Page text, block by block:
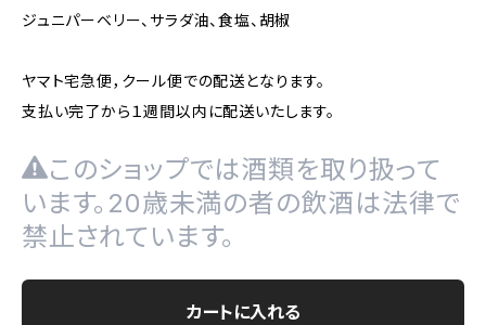
ジュニパーベリー、サラダ油、食塩、胡椒
ヤマト宅急便，クール便での配送となります。
支払い完了から１週間以内に配送いたします。
このショップでは酒類を取り扱って
います。20歳未満の者の飲酒は法律で
禁止されています。
カートに入れる